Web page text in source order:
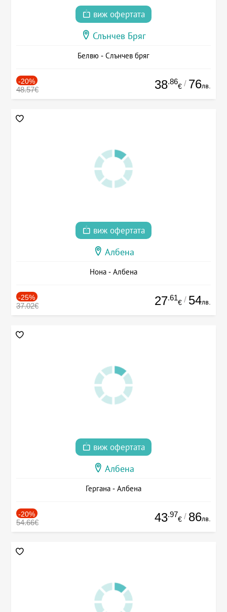
виж офертата
Слънчев Бряг
Белвю - Слънчев бряг
-20%
48.57€ 38.86
€ / 76лв.
виж офертата
Албена
Нона - Албена
-25%
37.02€ 27.61
€ / 54лв.
виж офертата
Албена
Гергана - Албена
-20%
54.66€ 43.97
€ / 86лв.